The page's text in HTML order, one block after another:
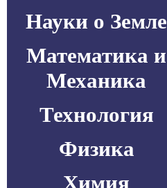
Науки о Земле
Математика и
Механика
Технология
Физика
Химия